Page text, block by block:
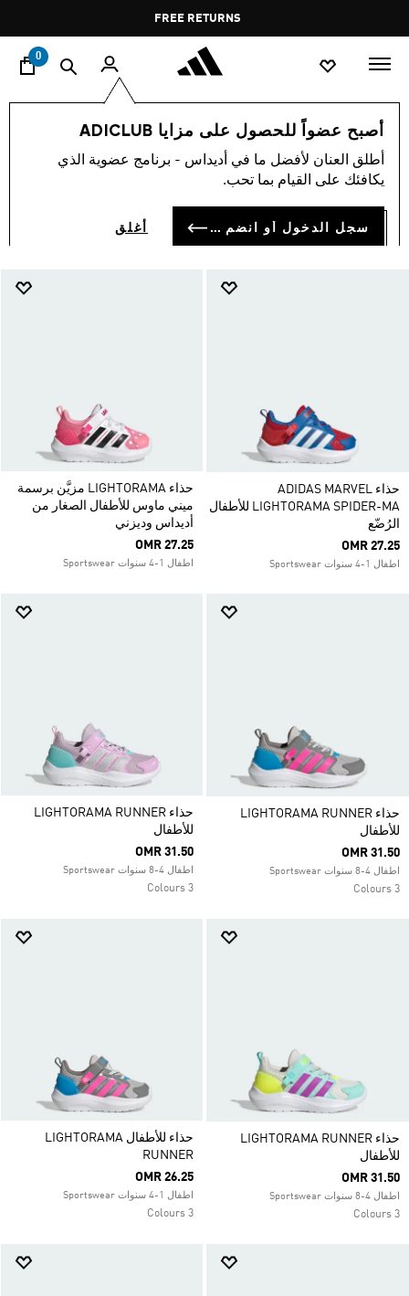
Pause
promotion
rotation
FREE RETURNS
0
أصبح عضواً للحصول على مزايا ADICLUB
أطلق العنان لأفضل ما في أديداس - برنامج عضوية الذي
يكافئك على القيام بما تحب.
سجل الدخول أو انضم الآن أغلق
الأطفال أحذية
أحذية الأطفال (910)
حذاء ADIDAS MARVEL
LIGHTORAMA SPIDER-MA للأطفال
الرُضّع
OMR 27.25
اطفال 1-4 سنوات Sportswear
حذاء LIGHTORAMA مزيَّن برسمة
ميني ماوس للأطفال الصغار من
أديداس وديزني
OMR 27.25
اطفال 1-4 سنوات Sportswear
حذاء LIGHTORAMA RUNNER
للأطفال
OMR 31.50
اطفال 4-8 سنوات Sportswear
3 Colours
حذاء LIGHTORAMA RUNNER
للأطفال
OMR 31.50
اطفال 4-8 سنوات Sportswear
3 Colours
حذاء LIGHTORAMA RUNNER
للأطفال
OMR 31.50
اطفال 4-8 سنوات Sportswear
3 Colours
حذاء للأطفال LIGHTORAMA
RUNNER
OMR 26.25
اطفال 1-4 سنوات Sportswear
3 Colours